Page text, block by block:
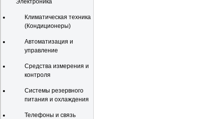
Электроника
Климатическая техника
(Кондиционеры)
Автоматизация и
управление
Средства измерения и
контроля
Системы резервного
питания и охлаждения
Телефоны и связь